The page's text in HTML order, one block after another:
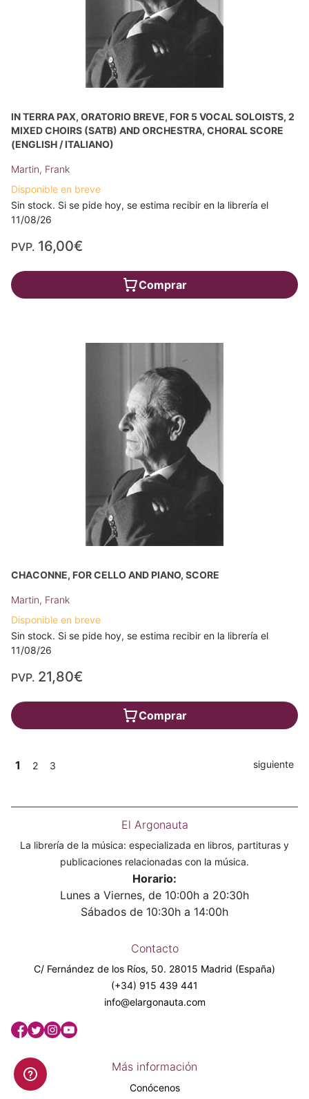
IN TERRA PAX, ORATORIO BREVE, FOR 5 VOCAL SOLOISTS, 2
MIXED CHOIRS (SATB) AND ORCHESTRA, CHORAL SCORE
(ENGLISH / ITALIANO)
Martin, Frank
Disponible en breve
Sin stock. Si se pide hoy, se estima recibir en la librería el
11/08/26
PVP. 16,00€
Comprar
CHACONNE, FOR CELLO AND PIANO, SCORE
Martin, Frank
Disponible en breve
Sin stock. Si se pide hoy, se estima recibir en la librería el
11/08/26
PVP. 21,80€
Comprar
1 2 3 siguiente
El Argonauta
La librería de la música: especializada en libros, partituras y
publicaciones relacionadas con la música.
Horario:
Lunes a Viernes, de 10:00h a 20:30h
Sábados de 10:30h a 14:00h
Contacto
C/ Fernández de los Ríos, 50. 28015 Madrid (España)
(+34) 915 439 441
info@elargonauta.com
Más información
Conócenos